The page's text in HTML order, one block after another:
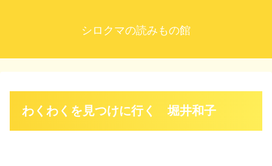
シロクマの読みもの館
わくわくを見つけに行く 堀井和子